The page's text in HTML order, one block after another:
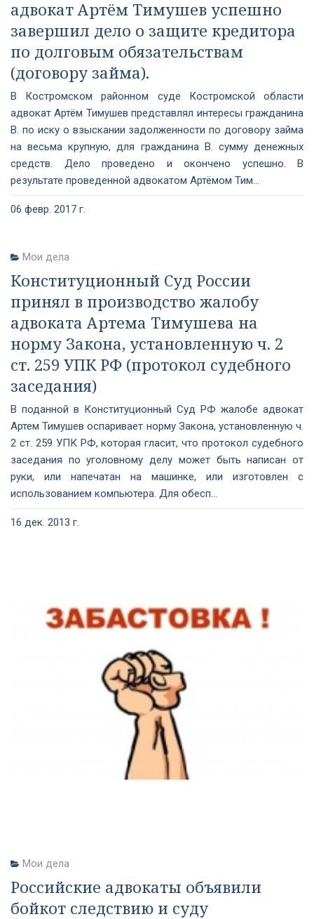
адвокат Артём Тимушев успешно
завершил дело о защите кредитора
по долговым обязательствам
(договору займа).
В Костромском районном суде Костромской области
адвокат Артём Тимушев представлял интересы гражданина
В. по иску о взыскании задолженности по договору займа
на весьма крупную, для гражданина В. сумму денежных
средств. Дело проведено и окончено успешно. В
результате проведенной адвокатом Артёмом Тим...
06 февр. 2017 г.
Мои дела
Конституционный Суд России
принял в производство жалобу
адвоката Артема Тимушева на
норму Закона, установленную ч. 2
ст. 259 УПК РФ (протокол судебного
заседания)
В поданной в Конституционный Суд РФ жалобе адвокат
Артем Тимушев оспаривает норму Закона, установленную ч.
2 ст. 259 УПК РФ, которая гласит, что протокол судебного
заседания по уголовному делу может быть написан от
руки, или напечатан на машинке, или изготовлен с
использованием компьютера. Для обесп...
16 дек. 2013 г.
Мои дела
Российские адвокаты объявили
бойкот следствию и суду